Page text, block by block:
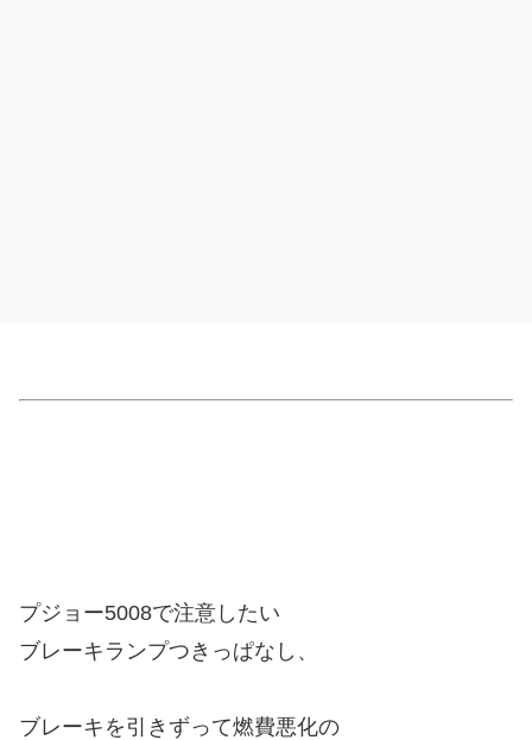
プジョー5008で注意したい
ブレーキランプつきっぱなし、
ブレーキを引きずって燃費悪化の